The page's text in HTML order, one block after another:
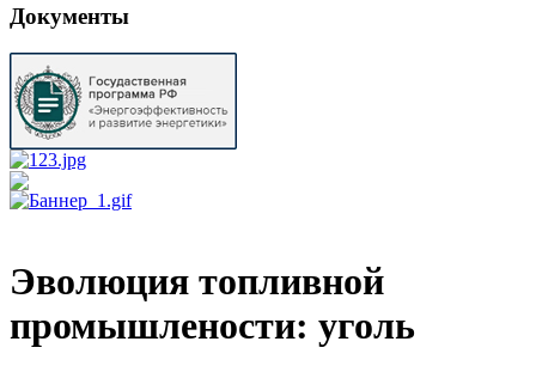
Документы
Эволюция топливной
промышлености: уголь